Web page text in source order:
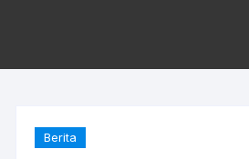
Berita